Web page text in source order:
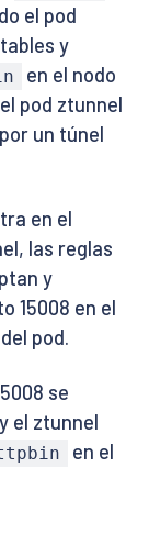
el pod
y
en el nodo
pod ztunnel
un túnel
en el
las reglas
y
15008 en el
pod.
se
el ztunnel
en el